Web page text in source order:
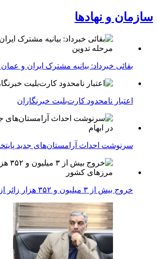
سازمان و نهادها
بقائی خبرداد: بیانیه مشترک ایران و
اعتبار نامحدود کارت‌بلیت خبرنگاران
سرنوشت احداث آرامستان‌های جدید
خروج بیش از ۳ میلیون و ۳۵۲ هزار زائر از مرزهای کشور